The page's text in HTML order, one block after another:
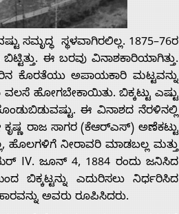
ಸಮೃದ್ಧ ಸ್ಥಳವಾಗಿರಲಿಲ್ಲ. 1875–76ರ
ಈ ಬರವು ವಿನಾಶಕಾರಿಯಾಗಿತ್ತು.
ಕೊರತೆಯು ಅಪಾಯಕಾರಿ ಮಟ್ಟವನ್ನು
ಹೋಗಬೇಕಾಯಿತು. ಬಿಕ್ಕಟ್ಟು ಎಷ್ಟು
ಈ ವಿನಾಶದ ನೆರಳಿನಲ್ಲಿ
ರಾಜ ಸಾಗರ (ಕೆಆರ್‌ಎಸ್) ಅಣೆಕಟ್ಟು
ಹೊಲಗಳಿಗೆ ನೀರಾವರಿ ಮಾಡಬಲ್ಲ ಮತ್ತು
IV. ಜೂನ್ 4, 1884 ರಂದು ಜನಿಸಿದ
ಬಿಕ್ಕಟ್ಟನ್ನು ಎದುರಿಸಲು ನಿರ್ಧರಿಸಿದ
ಅವರು ರೂಪಿಸಿದರು.